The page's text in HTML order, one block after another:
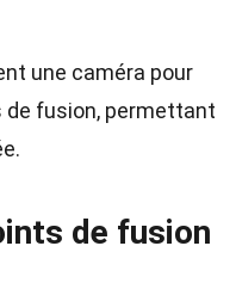
une caméra pour
fusion, permettant
de fusion